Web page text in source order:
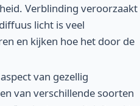
Verblinding veroorzaakt
licht is veel
en kijken hoe het door de
van gezellig
van verschillende soorten